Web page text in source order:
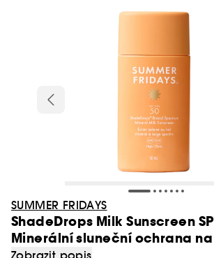
SUMMER FRIDAYS
ShadeDrops Milk Sunscreen
Minerální sluneční ochrana
Zobrazit popis